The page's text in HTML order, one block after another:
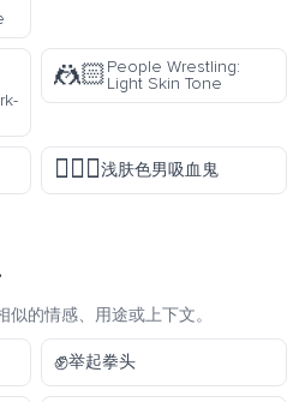
🤼🏻People Wrestling:
Light Skin Tone
🧛🏻‍♂️浅肤色男吸血鬼
的情感、用途或上下文。
✊举起拳头